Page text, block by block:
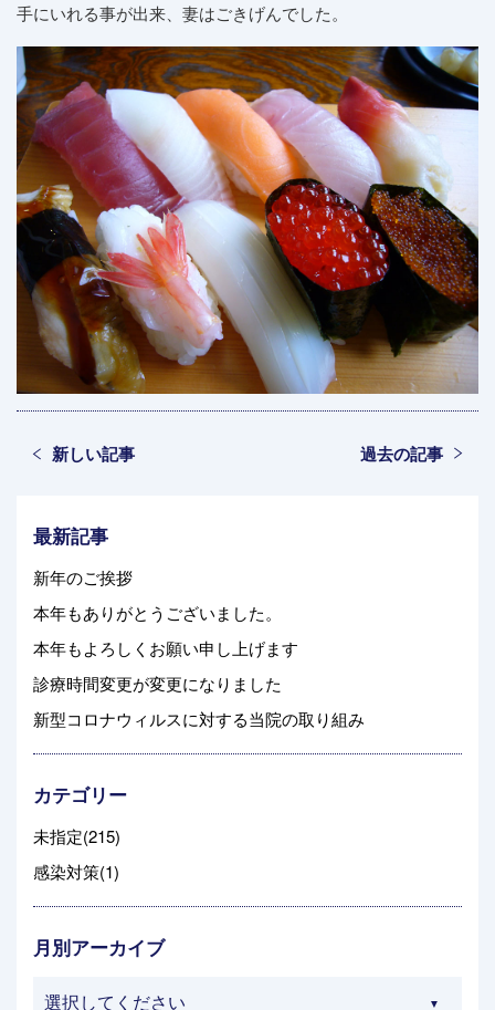
手にいれる事が出来、妻はごきげんでした。
新しい記事 過去の記事
最新記事
新年のご挨拶
本年もありがとうございました。
本年もよろしくお願い申し上げます
診療時間変更が変更になりました
新型コロナウィルスに対する当院の取り組み
カテゴリー
未指定(215)
感染対策(1)
月別アーカイブ